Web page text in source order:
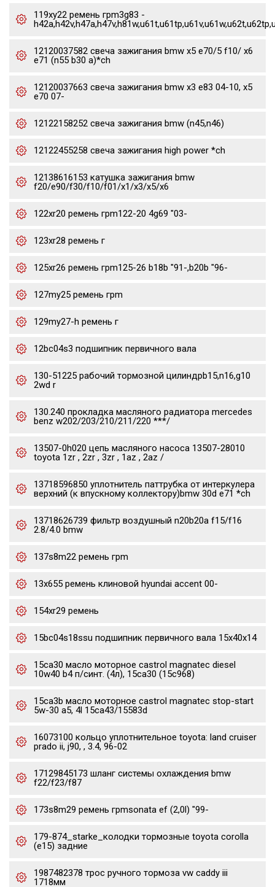
119xy22 ремень грm3g83 -
12120037582 свеча зажигания bmw x5 e70/5 f10/ x6
e71 (n55 b30 a)*ch
12120037663 свеча зажигания bmw x3 e83 04-10, x5
e70 07-
12122158252 свеча зажигания bmw (n45,n46)
12122455258 свеча зажигания high power *ch
12138616153 катушка зажигания bmw
f20/e90/f30/f10/f01/x1/x3/x5/x6
122xr20 ремень грm122-20 4g69 "03-
123xr28 ремень г
125xr26 ремень грm125-26 b18b "91-,b20b "96-
127my25 ремень грm
129my27-h ремень г
12bc04s3 подшипник первичного вала
130-51225 рабочий тормозной цилиндрb15,n16,g10
2wd r
130.240 прокладка масляного радиатора mercedes
benz w202/203/210/211/220 ***/
13507-0h020 цепь масляного насоса 13507-28010
toyota 1zr , 2zr , 3zr , 1az , 2az /
13718596850 уплотнитель паттрубка от интеркулера
верхний (к впускному коллектору)bmw 30d e71 *ch
13718626739 фильтр воздушный n20b20a f15/f16
2.8/4.0 bmw
137s8m22 ремень грm
13x655 ремень клиновой hyundai accent 00-
154xr29 ремень
15bc04s18ssu подшипник первичного вала 15x40x14
15ca30 масло моторное castrol magnatec diesel
10w40 b4 п/синт. (4л), 15ca30 (15c968)
15ca3b масло моторное castrol magnatec stop-start
5w-30 a5, 4l 15ca43/15583d
16073100 кольцо уплотнительное toyota: land cruiser
prado ii, j90, , 3.4, 96-02
17129845173 шланг системы охлаждения bmw
f22/f23/f87
173s8m29 ремень грmsonata ef (2,0l) "99-
179-874_starke_колодки тормозные toyota corolla
(e15) задние
1987482378 трос ручного тормоза vw caddy iii
1718мм